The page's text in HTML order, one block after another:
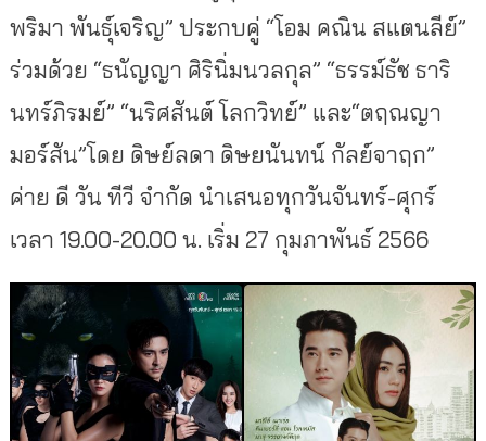
พริมา พันธุ์เจริญ” ประกบคู่ “โอม คณิน สแตนลีย์”
ร่วมด้วย “ธนัญญา ศิรินิ่มนวลกุล” “ธรรม์ธัช ธาริ
นทร์ภิรมย์” “นริศสันต์ โลกวิทย์” และ“ตฤณญา
มอร์สัน”โดย ดิษย์ลดา ดิษยนันทน์ กัลย์จาฤก”
ค่าย ดี วัน ทีวี จำกัด นำเสนอทุกวันจันทร์-ศุกร์
เวลา 19.00-20.00 น. เริ่ม 27 กุมภาพันธ์ 2566